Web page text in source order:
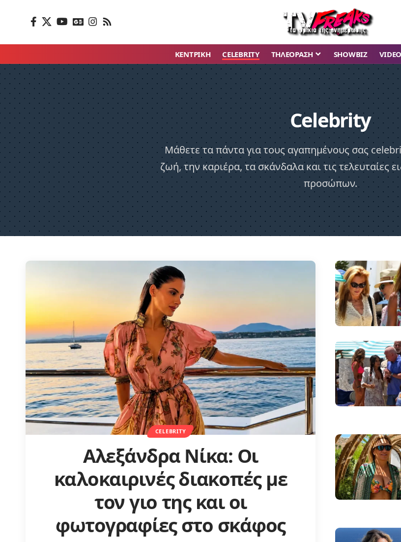
ΚΕΝΤΡΙΚΗ CELEBRITY ΤΗΛΕΟΡΑΣΗ SHOWBIZ VIDEO
Celebrity
Μάθετε τα πάντα για τους αγαπημένους σας
ζωή, την καριέρα, τα σκάνδαλα και τις τελευταίες
προσώπων.
CELEBRITY
Αλεξάνδρα Νίκα: Οι
καλοκαιρινές διακοπές με
τον γιο της και οι
φωτογραφίες στο σκάφος